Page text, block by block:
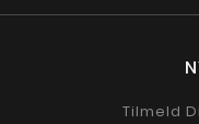
Tilmeld